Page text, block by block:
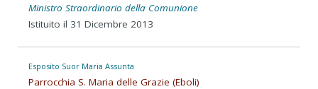
Ministro Straordinario della Comunione
Istituito il 31 Dicembre 2013
Esposito Suor Maria Assunta
Parrocchia S. Maria delle Grazie (Eboli)